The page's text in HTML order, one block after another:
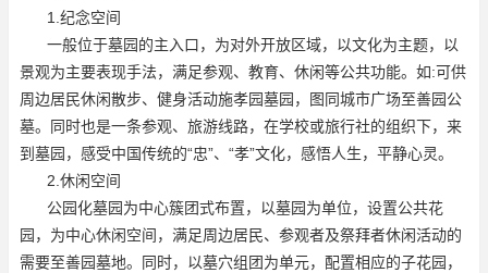
1.纪念空间
一般位于墓园的主入口，为对外开放区域，以文化为主题，以
景观为主要表现手法，满足参观、教育、休闲等公共功能。如:可供
周边居民休闲散步、健身活动施孝园墓园 ，图同城市广场至善园公
墓。同时也是一条参观、旅游线路，在学校或旅行社的组织下，来
到墓园，感受中国传统的“忠”、“孝”文化，感悟人生，平静心灵。
2.休闲空间
公园化墓园为中心簇团式布置，以墓园为单位，设置公共花
园，为中心休闲空间，满足周边居民、参观者及祭拜者休闲活动的
需要至善园墓地。同时，以墓穴组团为单元，配置相应的子花园，